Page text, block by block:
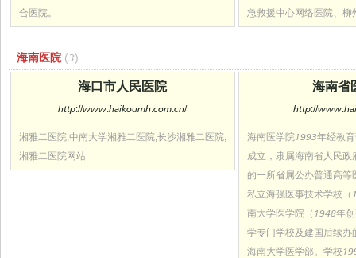
合医院。
急救援中心网络医院、柳
海南医院 (3)
海口市人民医院
http://www.haikoumh.com.cn/
湘雅二医院,中南大学湘雅二医院,长沙湘雅二医院,
湘雅二医院网站
海南省
http://
海南医学院1993年经教
成立，隶属海南省人民
的一所省属公办普通高
私立海强医事技术学校
南大学医学院（1948年
学专门学校及建国后续办
海南大学医学部。学校